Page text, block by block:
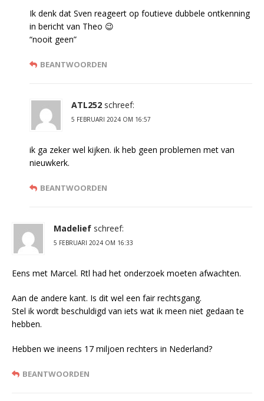
Ik denk dat Sven reageert op foutieve dubbele ontkenning
in bericht van Theo 😉
“nooit geen”
BEANTWOORDEN
ATL252 schreef:
5 FEBRUARI 2024 OM 16:57
ik ga zeker wel kijken. ik heb geen problemen met van
nieuwkerk.
BEANTWOORDEN
Madelief schreef:
5 FEBRUARI 2024 OM 16:33
Eens met Marcel. Rtl had het onderzoek moeten afwachten.
Aan de andere kant. Is dit wel een fair rechtsgang.
Stel ik wordt beschuldigd van iets wat ik meen niet gedaan te
hebben.
Hebben we ineens 17 miljoen rechters in Nederland?
BEANTWOORDEN